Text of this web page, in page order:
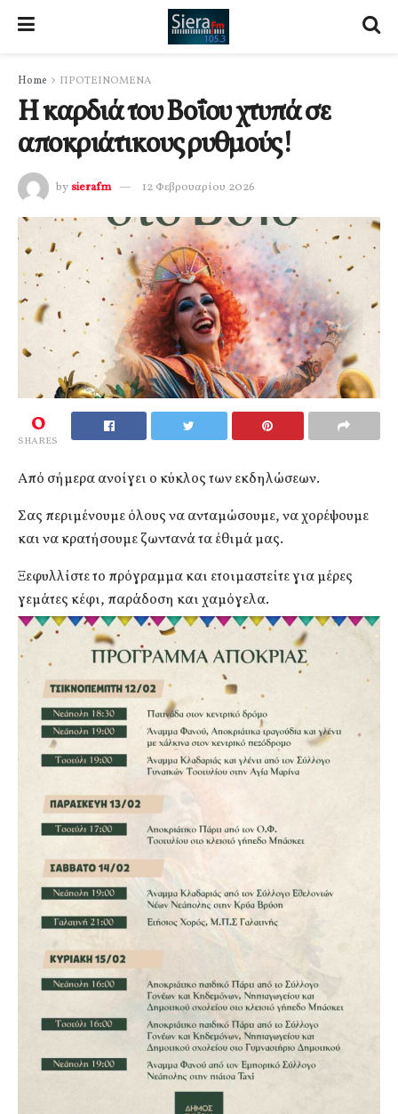
Home ΠΡΟΤΕΙΝΟΜΕΝΑ
Η καρδιά του Βοΐου χτυπά σε
αποκριάτικους ρυθμούς!
by sierafm 12 Φεβρουαρίου 2026
0
SHARES
Από σήμερα ανοίγει ο κύκλος των εκδηλώσεων.
Σας περιμένουμε όλους να ανταμώσουμε, να χορέψουμε
και να κρατήσουμε ζωντανά τα έθιμά μας.
Ξεφυλλίστε το πρόγραμμα και ετοιμαστείτε για μέρες
γεμάτες κέφι, παράδοση και χαμόγελα.